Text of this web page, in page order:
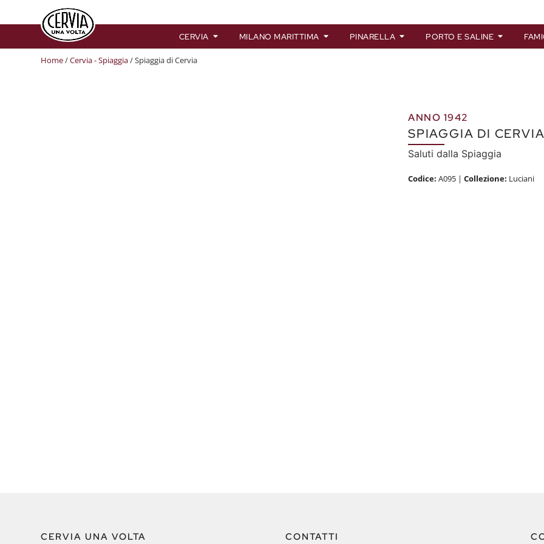
CERVIA MILANO MARITTIMA PINARELLA PORTO E SALINE
Home/Cervia - Spiaggia/ Spiaggia di Cervia
ANNO 1942
SPIAGGIA DI CERVIA
Saluti dalla Spiaggia
Codice: A095 | Collezione: Luciani
CERVIA UNA VOLTA CONTATTI